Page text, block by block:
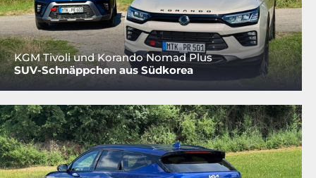
KGM Tivoli und Korando Nomad Plus
SUV-Schnäppchen aus Südkorea